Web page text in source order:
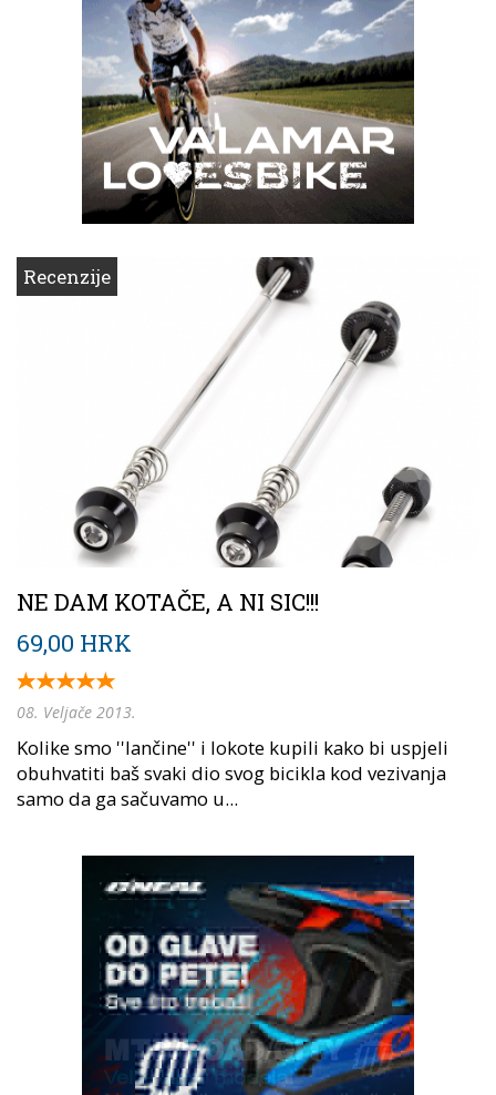
Recenzije
NE DAM KOTAČE, A NI SIC!!!
69,00 HRK
08. Veljače 2013.
Kolike smo ''lančine'' i lokote kupili kako bi uspjeli
obuhvatiti baš svaki dio svog bicikla kod vezivanja
samo da ga sačuvamo u...